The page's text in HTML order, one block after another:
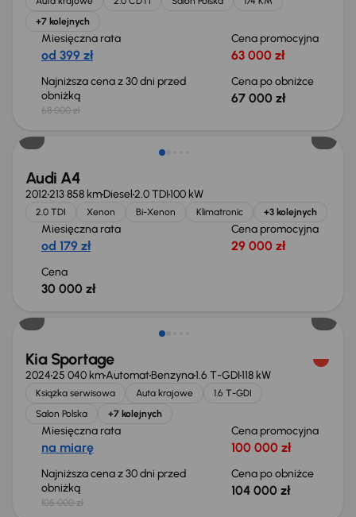
+7 kolejnych
Miesięczna rata
od 399 zł
Cena promocyjna
63 000 zł
Najniższa cena z 30 dni przed
obniżką
68 000 zł
Cena po obniżce
67 000 zł
Świeżo skupione
Audi A4
2012213 858 kmDiesel2.0 TDI100 kW
2.0 TDI Xenon Bi-Xenon Klimatronic +3 kolejnych
Miesięczna rata
od 179 zł
Cena promocyjna
29 000 zł
Cena
30 000 zł
Kia Sportage
202425 040 kmAutomatBenzyna1.6 T-GDI118 kW
Książka serwisowa Auta krajowe
1.6 T-GDI
Salon Polska
+7 kolejnych
Miesięczna rata
na miarę
Cena promocyjna
100 000 zł
Najniższa cena z 30 dni przed
obniżką
105 000 zł
Cena po obniżce
104 000 zł
Taniej o 1 000 zł